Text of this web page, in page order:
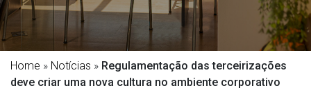
Home » Notícias » Regulamentação das terceirizações
deve criar uma nova cultura no ambiente corporativo